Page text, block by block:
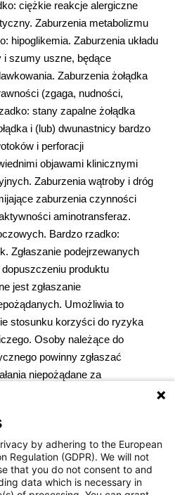
ciężkie reakcje alergiczne
Zaburzenia metabolizmu
hipoglikemia. Zaburzenia układu
i szumy uszne, będące
Zaburzenia żołądka
(zgaga, nudności,
stany zapalne żołądka
i (lub) dwunastnicy bardzo
i perforacji
objawami klinicznymi
Zaburzenia wątroby i dróg
zaburzenia czynności
aminotransferaz.
Bardzo rzadko:
Zgłaszanie podejrzewanych
dopuszczeniu produktu
jest zgłaszanie
Umożliwia to
stosunku korzyści do ryzyka
Osoby należące do
powinny zgłaszać
niepożądane za
Monitorowania
Wyrobów Medycznych
Jerozolimskie 181C; 02-222
301; Faks:+ 48 22 49 21 309
. Działania
by adhering to the European
Regulation (GDPR). We will not
that you do not consent to and
data which is necessary in